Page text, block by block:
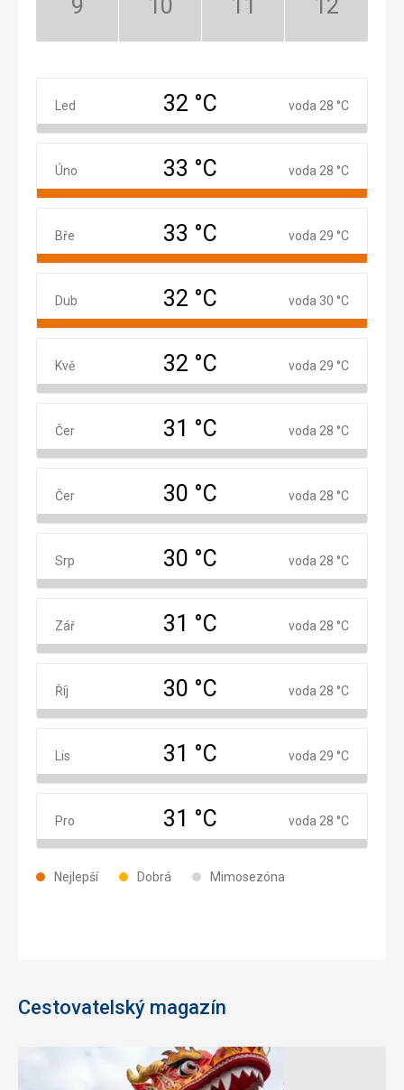
Září:
Říjen:
Listopad:
Prosinec:
Nejlepší Dobrá Mimosezóna
Leden
Led 32 °C voda 28 °C
Únor
Úno 33 °C voda 28 °C
Březen
Bře 33 °C voda 29 °C
Duben
Dub 32 °C voda 30 °C
Květen
Kvě 32 °C voda 29 °C
Červen
Čer 31 °C voda 28 °C
Červenec
Čer 30 °C voda 28 °C
Srpen
Srp 30 °C voda 28 °C
Září
Zář 31 °C voda 28 °C
Říjen
Říj 30 °C voda 28 °C
Listopad
Lis 31 °C voda 29 °C
Prosinec
Pro 31 °C voda 28 °C
Cestovatelský magazín